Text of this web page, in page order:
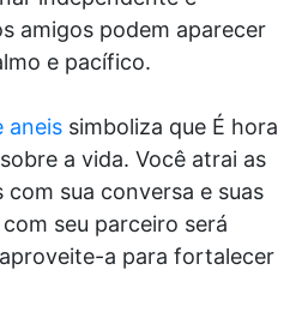
amigos podem aparecer
e pacífico.
aneis simboliza que É hora
a vida. Você atrai as
com sua conversa e suas
seu parceiro será
a para fortalecer